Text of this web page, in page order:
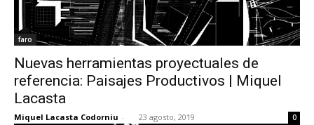
faro
Nuevas herramientas proyectuales de
referencia: Paisajes Productivos | Miquel
Lacasta
Miquel Lacasta Codorniu - 23 agosto, 2019 0